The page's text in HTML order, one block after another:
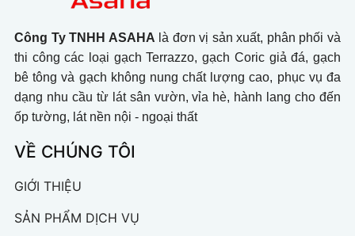
Công Ty TNHH ASAHA là đơn vị sản xuất, phân phối và
thi công các loại gạch Terrazzo, gạch Coric giả đá, gạch
bê tông và gạch không nung chất lượng cao, phục vụ đa
dạng nhu cầu từ lát sân vườn, vỉa hè, hành lang cho đến
ốp tường, lát nền nội - ngoại thất
VỀ CHÚNG TÔI
GIỚI THIỆU
SẢN PHẨM DỊCH VỤ